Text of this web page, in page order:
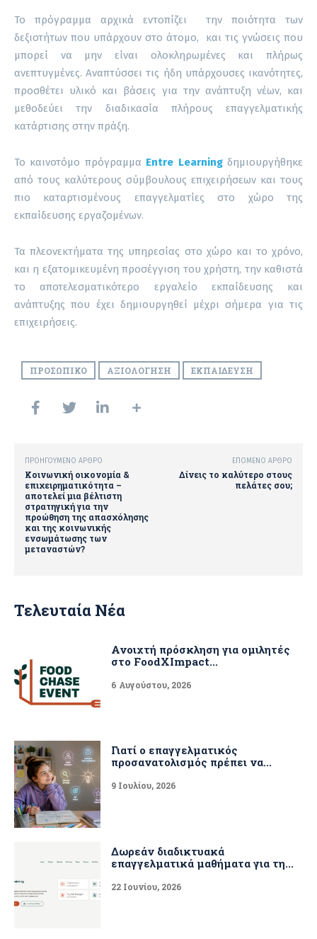
Το πρόγραμμα αρχικά εντοπίζει την ποιότητα των
δεξιοτήτων που υπάρχουν στο άτομο, και τις γνώσεις που
μπορεί να μην είναι ολοκληρωμένες και πλήρως
ανεπτυγμένες. Αναπτύσσει τις ήδη υπάρχουσες ικανότητες,
προσθέτει υλικό και βάσεις για την ανάπτυξη νέων, και
μεθοδεύει την διαδικασία πλήρους επαγγελματικής
κατάρτισης στην πράξη.
Το καινοτόμο πρόγραμμα Entre Learningδημιουργήθηκε
από τους καλύτερους σύμβουλους επιχειρήσεων και τους
πιο καταρτισμένους επαγγελματίες στο χώρο της
εκπαίδευσης εργαζομένων.
Τα πλεονεκτήματα της υπηρεσίας στο χώρο και το χρόνο,
και η εξατομικευμένη προσέγγιση του χρήστη, την καθιστά
το αποτελεσματικότερο εργαλείο εκπαίδευσης και
ανάπτυξης που έχει δημιουργηθεί μέχρι σήμερα για τις
επιχειρήσεις.
ΠΡΟΣΩΠΙΚΌ ΑΞΙΟΛΌΓΗΣΗ ΕΚΠΑΊΔΕΥΣΗ
ΠΡΟΗΓΟΎΜΕΝΟ ΆΡΘΡΟ
Κοινωνική οικονομία &
επιχειρηματικότητα –
αποτελεί μια βέλτιστη
στρατηγική για την
προώθηση της απασχόλησης
και της κοινωνικής
ενσωμάτωσης των
μεταναστών?
ΕΠΌΜΕΝΟ ΆΡΘΡΟ
Δίνεις το καλύτερο στους
πελάτες σου;
Τελευταία Νέα
Ανοιχτή πρόσκληση για ομιλητές
στο FoodXImpact...
6 Αυγούστου, 2026
Γιατί ο επαγγελματικός
προσανατολισμός πρέπει να...
9 Ιουλίου, 2026
Δωρεάν διαδικτυακά
επαγγελματικά μαθήματα για τη...
22 Ιουνίου, 2026